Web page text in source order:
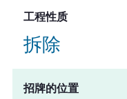
工程性质
拆除
招牌的位置